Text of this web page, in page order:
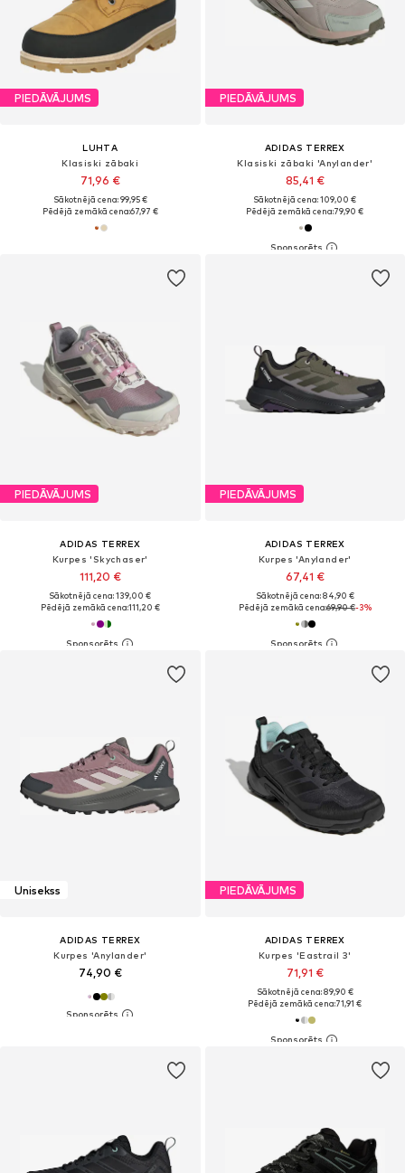
PIEDĀVĀJUMS
LUHTA
Klasiski zābaki
71,96 €
Sākotnējā cena: 99,95 €
Pēdējā zemākā cena:67,97 €
PIEDĀVĀJUMS
ADIDAS TERREX
Klasiski zābaki 'Anylander'
85,41 €
Sākotnējā cena: 109,00 €
Pēdējā zemākā cena:79,90 €
PIEDĀVĀJUMS
ADIDAS TERREX
Kurpes 'Skychaser'
111,20 €
Sākotnējā cena: 139,00 €
Pēdējā zemākā cena:111,20 €
PIEDĀVĀJUMS
ADIDAS TERREX
Kurpes 'Anylander'
67,41 €
Sākotnējā cena: 84,90 €
Pēdējā zemākā cena:69,90 €-3%
Unisekss
ADIDAS TERREX
Kurpes 'Anylander'
74,90 €
PIEDĀVĀJUMS
ADIDAS TERREX
Kurpes 'Eastrail 3'
71,91 €
Sākotnējā cena: 89,90 €
Pēdējā zemākā cena:71,91 €